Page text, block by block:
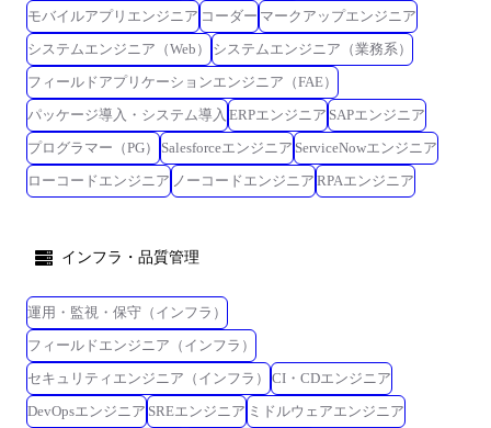
モバイルアプリエンジニア コーダー マークアップエンジニア
システムエンジニア（Web）
システムエンジニア（業務系）
フィールドアプリケーションエンジニア（FAE）
パッケージ導入・システム導入 ERPエンジニア SAPエンジニア
プログラマー（PG）
Salesforceエンジニア ServiceNowエンジニア
ローコードエンジニア ノーコードエンジニア RPAエンジニア
インフラ・品質管理
運用・監視・保守（インフラ）
フィールドエンジニア（インフラ）
セキュリティエンジニア（インフラ）
CI・CDエンジニア
DevOpsエンジニア SREエンジニア ミドルウェアエンジニア